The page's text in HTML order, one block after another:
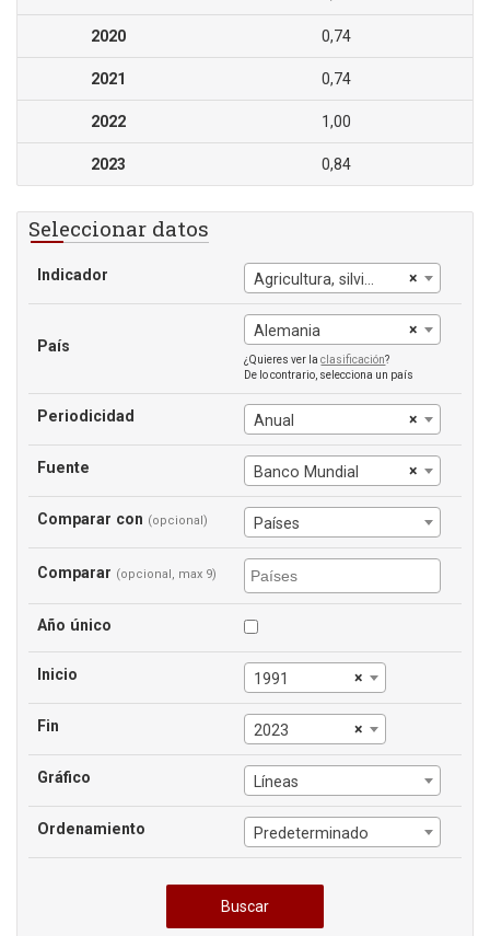
2020 0,74
2021 0,74
2022 1,00
2023 0,84
Seleccionar datos
Indicador ×
Agricultura, silvicultura y pesca: valor agregado (% del PIB)
País
×
Alemania
¿Quieres ver laclasificación?
De lo contrario, selecciona un país
Periodicidad ×
Anual
Fuente ×
Banco Mundial
Comparar con (opcional) Países
Comparar (opcional, max 9)
Año único
Inicio ×
1991
Fin ×
2023
Gráfico Líneas
Ordenamiento Predeterminado